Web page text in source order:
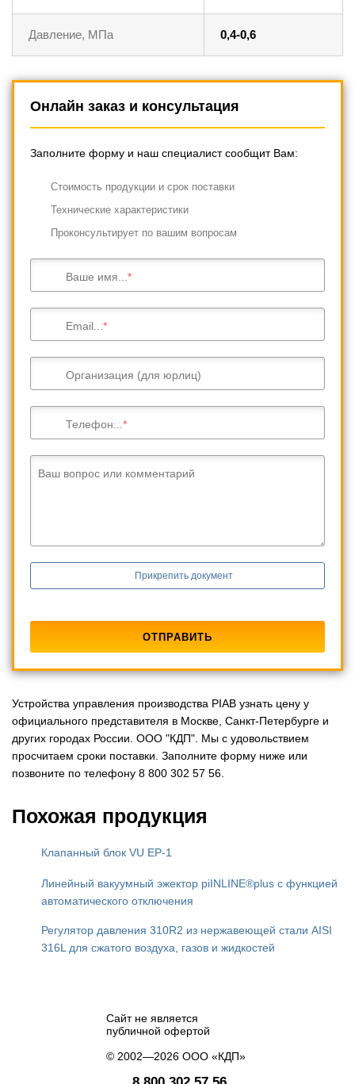
Давление, МПа 0,4-0,6
Онлайн заказ и консультация
Заполните форму и наш специалист сообщит Вам:
Cтоимость продукции и срок поставки
Технические характеристики
Проконсультирует по вашим вопросам
Ваше имя...
Email...
Организация (для юрлиц)
Телефон...
Ваш вопрос или комментарий
Прикрепить документ
Устройства управления производства PIAB узнать цену у
официального представителя в Москве, Санкт-Петербурге и
других городах России. ООО "КДП". Мы с удовольствием
просчитаем сроки поставки. Заполните форму ниже или
позвоните по телефону 8 800 302 57 56.
Похожая продукция
Клапанный блок VU EP-1
Линейный вакуумный эжектор piINLINE®plus с функцией
автоматического отключения
Регулятор давления 310R2 из нержавеющей стали AISI
316L для сжатого воздуха, газов и жидкостей
Сайт не является
публичной офертой
© 2002—2026 ООО «КДП»